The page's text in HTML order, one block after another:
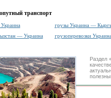
транспорт
грузы Украина —
— Украина
грузоперевозки
Раздел